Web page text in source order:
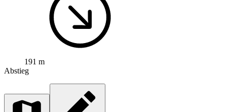
191 m
Abstieg